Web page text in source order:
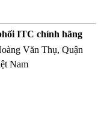
ITC chính hãng
Văn Thụ, Quận
Nam